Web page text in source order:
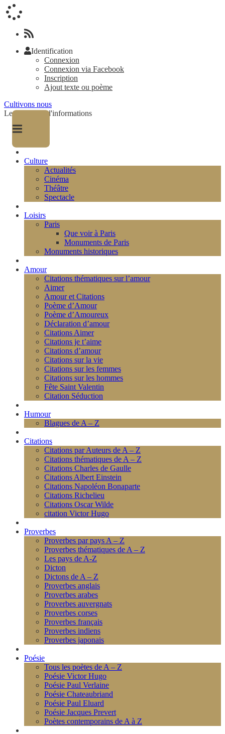
Identification
Connexion
Connexion via Facebook
Inscription
Ajout texte ou poème
Cultivons nous
Le magazine d'informations
Culture
Actualités
Cinéma
Théâtre
Spectacle
Loisirs
Paris
Que voir à Paris
Monuments de Paris
Monuments historiques
Amour
Citations thématiques sur l’amour
Aimer
Amour et Citations
Poème d’Amour
Poème d’Amoureux
Déclaration d’amour
Citations Aimer
Citations je t’aime
Citations d’amour
Citations sur la vie
Citations sur les femmes
Citations sur les hommes
Fête Saint Valentin
Citation Séduction
Humour
Blagues de A – Z
Citations
Citations par Auteurs de A – Z
Citations thématiques de A – Z
Citations Charles de Gaulle
Citations Albert Einstein
Citations Napoléon Bonaparte
Citations Richelieu
Citations Oscar Wilde
citation Victor Hugo
Proverbes
Proverbes par pays A – Z
Proverbes thématiques de A – Z
Les pays de A-Z
Dicton
Dictons de A – Z
Proverbes anglais
Proverbes arabes
Proverbes auvergnats
Proverbes corses
Proverbes français
Proverbes indiens
Proverbes japonais
Poésie
Tous les poètes de A – Z
Poésie Victor Hugo
Poésie Paul Verlaine
Poésie Chateaubriand
Poésie Paul Eluard
Poésie Jacques Prevert
Poètes contemporains de A à Z